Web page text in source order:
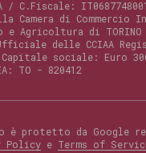
/ C.Fiscale:
Camera di Commercio
e Agricoltura di TORINO
delle CCIAA
sociale: Euro
TO - 820412
è protetto da Google
Policy e Terms of